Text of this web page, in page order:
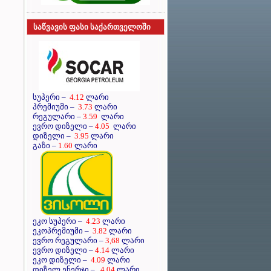
საწვავის ფასი საქართველოში
სუპერი – 4.12 ლარი
პრემიუმი – 3.73 ლარი
რეგულარი – 3.59 ლარი
ევრო დიზელი – 4.05 ლარი
დიზელი – 3.95 ლარი
გაზი – 1.60 ლარი
ეკო სუპერი – 4.23 ლარი
ეკოპრემიუმი – 3.82 ლარი
ევრო რეგულარი – 3,68 ლარი
ევრო დიზელი – 4.14 ლარი
ეკო დიზელი – 4.09 ლარი